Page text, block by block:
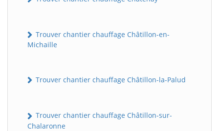
Trouver chantier chauffage Châtillon-en-
Michaille
Trouver chantier chauffage Châtillon-la-Palud
Trouver chantier chauffage Châtillon-sur-
Chalaronne